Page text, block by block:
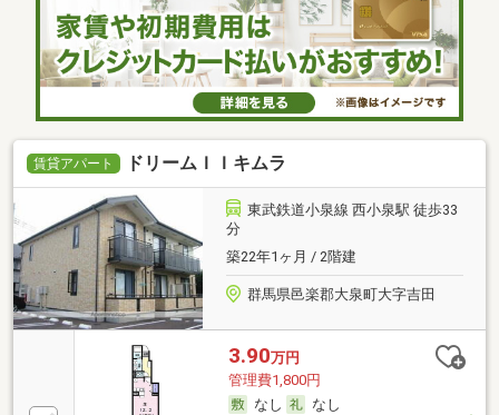
賃貸アパート ドリームＩＩキムラ
東武鉄道小泉線 西小泉駅 徒歩33
分
築22年1ヶ月 / 2階建
群馬県邑楽郡大泉町大字吉田
3.90万円
管理費1,800円
なし
なし